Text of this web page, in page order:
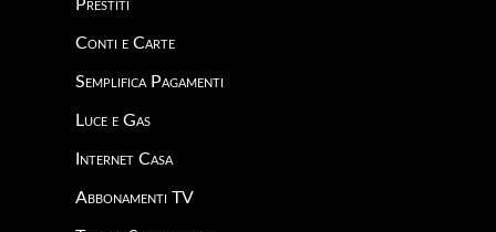
Prestiti
Conti e Carte
Semplifica Pagamenti
Luce e Gas
Internet Casa
Abbonamenti TV